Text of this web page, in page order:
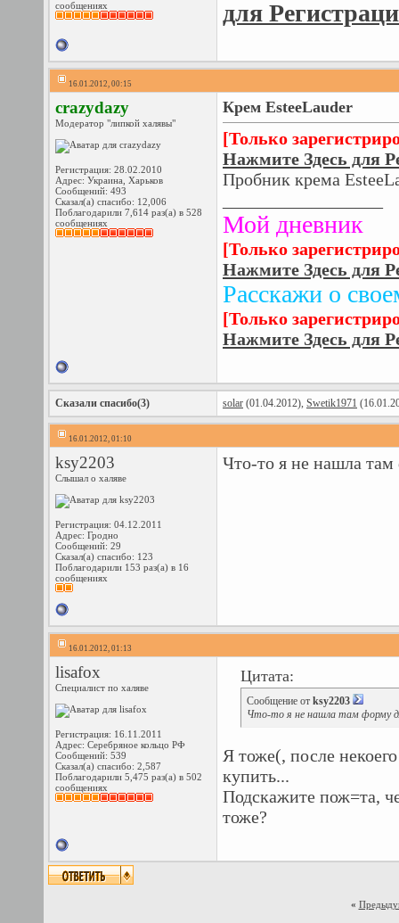
сообщениях для
16.01.2012, 00:15
crazydazy
Модератор "липкой халявы"
Регистрация: 28.02.2010
Адрес: Украина, Харьков
Сообщений: 493
Сказал(а) спасибо: 12,006
Поблагодарили 7,614 раз(а) в 528
сообщениях
Крем EsteeLauder
[Только
Нажмите Здесь для
Пробник крема
Мой дневник
[Только
Нажмите Здесь для
Расскажи о
[Только
Нажмите Здесь для
Сказали спасибо(3) solar (01.04.2012), Swetik1971
16.01.2012, 01:10
ksy2203
Слышал о халяве
Регистрация: 04.12.2011
Адрес: Гродно
Сообщений: 29
Сказал(а) спасибо: 123
Поблагодарили 153 раз(а) в 16
сообщениях
Что-то я не нашла
16.01.2012, 01:13
lisafox
Специалист по халяве
Регистрация: 16.11.2011
Адрес: Серебряное кольцо РФ
Сообщений: 539
Сказал(а) спасибо: 2,587
Поблагодарили 5,475 раз(а) в 502
сообщениях
Цитата:
Сообщение от ksy2203
Что-то я не нашла там форму
Я тоже(, после
купить...
Подскажите пож=та,
тоже?
«